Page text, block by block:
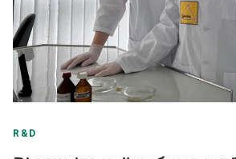
R&D